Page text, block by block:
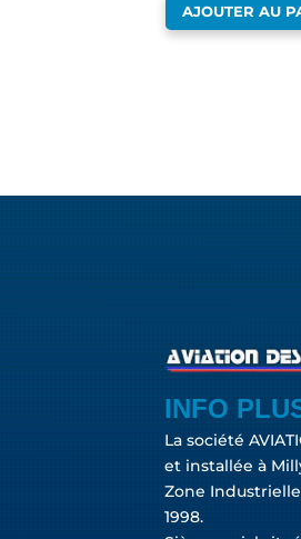
AJOUTER AU
INFO
La société
et installée à
Zone
1998.